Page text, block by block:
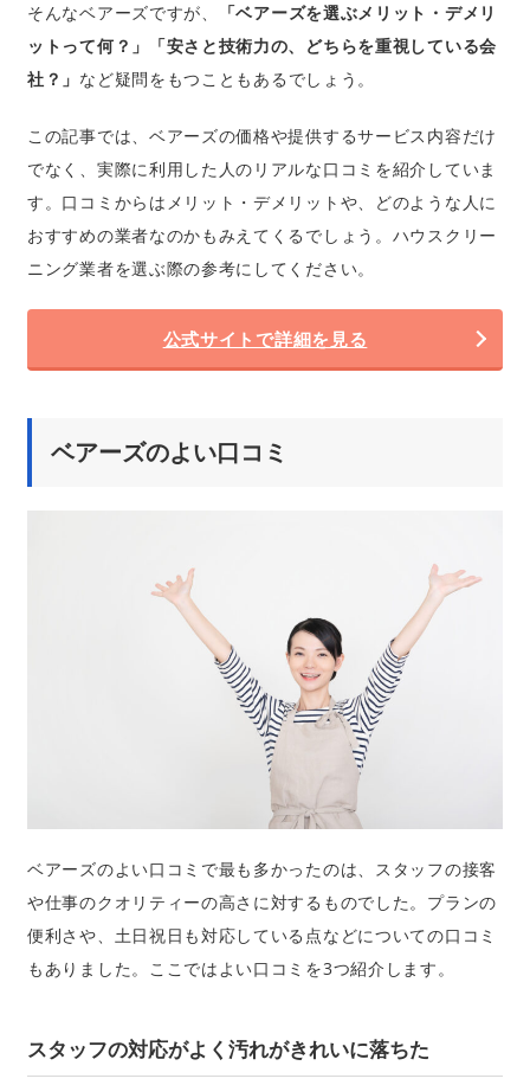
そんなベアーズですが、
「ベアーズを選ぶメリット・デメリ
ットって何？」「安さと技術力の、どちらを重視している会
社？」 など疑問をもつこともあるでしょう。
この記事では、ベアーズの価格や提供するサービス内容だけ
でなく、実際に利用した人のリアルな口コミを紹介していま
す。口コミからはメリット・デメリットや、どのような人に
おすすめの業者なのかもみえてくるでしょう。ハウスクリー
ニング業者を選ぶ際の参考にしてください。
公式サイトで詳細を見る
ベアーズのよい口コミ
ベアーズのよい口コミで最も多かったのは、スタッフの接客
や仕事のクオリティーの高さに対するものでした。プランの
便利さや、土日祝日も対応している点などについての口コミ
もありました。ここではよい口コミを3つ紹介します。
スタッフの対応がよく汚れがきれいに落ちた